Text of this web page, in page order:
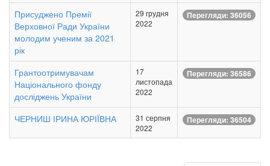
Присуджено Премії
Верховної Ради України
молодим ученим за 2021
рік
29 грудня
2022
Перегляди: 36056
Грантоотримувачам
Національного фонду
досліджень України
17
листопада
2022
Перегляди: 36586
ЧЕРНИШ ІРИНА ЮРІЇВНА
31 серпня
2022
Перегляди: 36504